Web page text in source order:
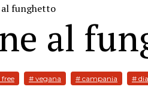
al funghetto
al
# vegana # campania #